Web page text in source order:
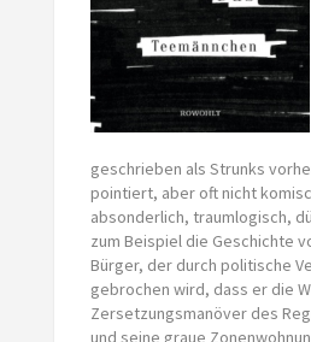
geschrieben als Strunks
pointiert, aber oft nicht
absonderlich, traumlogisch,
zum Beispiel die Geschichte
Bürger, der durch politische
gebrochen wird, dass er die
Zersetzungsmanöver des
und seine graue